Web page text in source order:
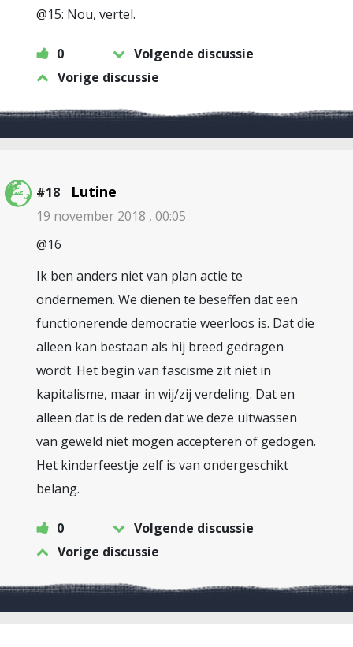
@15: Nou, vertel.
0
Volgende discussie
Vorige discussie
#18 Lutine
19 november 2018 , 00:05
@16
Ik ben anders niet van plan actie te
ondernemen. We dienen te beseffen dat een
functionerende democratie weerloos is. Dat die
alleen kan bestaan als hij breed gedragen
wordt. Het begin van fascisme zit niet in
kapitalisme, maar in wij/zij verdeling. Dat en
alleen dat is de reden dat we deze uitwassen
van geweld niet mogen accepteren of gedogen.
Het kinderfeestje zelf is van ondergeschikt
belang.
0
Volgende discussie
Vorige discussie